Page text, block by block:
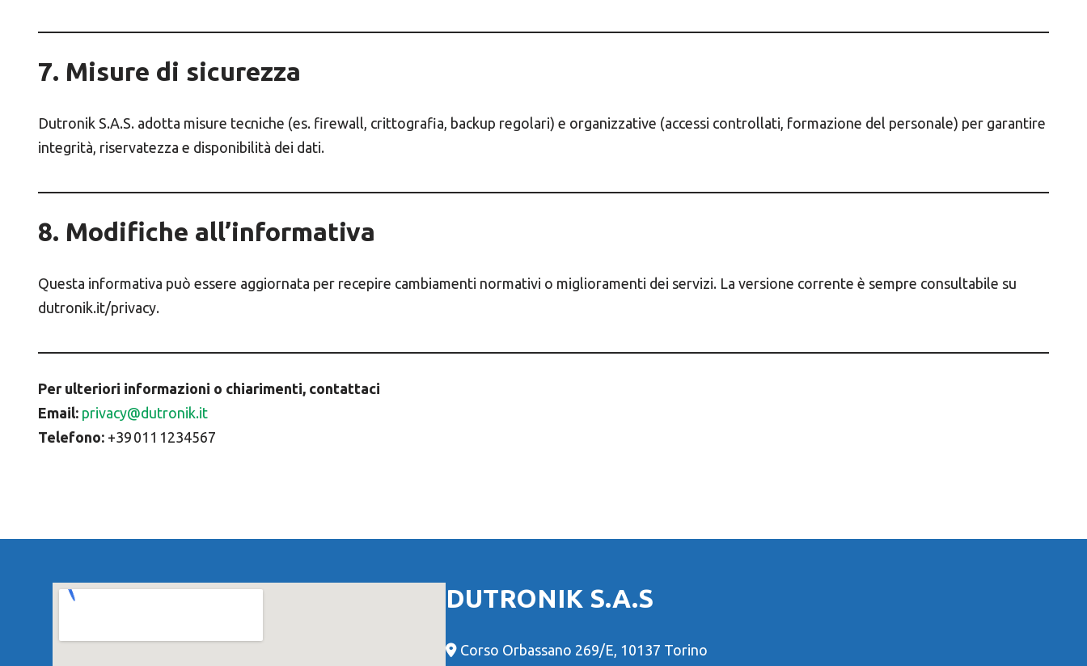
7. Misure di sicurezza
Dutronik S.A.S. adotta misure tecniche (es. firewall, crittografia, backup regolari) e organizzative (accessi controllati, formazione del personale) per garantire
integrità, riservatezza e disponibilità dei dati.
8. Modifiche all’informativa
Questa informativa può essere aggiornata per recepire cambiamenti normativi o miglioramenti dei servizi. La versione corrente è sempre consultabile su
dutronik.it/privacy.
Per ulteriori informazioni o chiarimenti, contattaci
Email: privacy@dutronik.it
Telefono: +39 011 1234567
DUTRONIK S.A.S
Corso Orbassano 269/E, 10137 Torino